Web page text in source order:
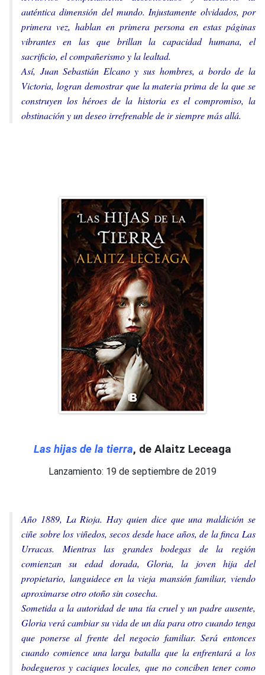
auténtica dimensión del mundo. Injustamente olvidados, por
primera vez, hablan en primera persona en estas páginas
vibrantes en las que brillan la capacidad humana, el
sacrificio, el compañerismo y la lealtad.
Así, Juan Sebastián Elcano y sus hombres, a bordo de la
Victoria, logran demostrar que la materia prima de la que se
construyen los héroes de la historia es el compromiso, la
obstinación y un deseo irrefrenable de ir siempre más allá.
Las hijas de la tierra, de Alaitz Leceaga
Lanzamiento: 19 de septiembre de 2019
Año 1889, La Rioja. Hay quien dice que una maldición se
ciñe sobre los viñedos, secos desde hace años, de la finca Las
Urracas. Mientras las grandes bodegas de la región
comienzan su edad dorada, Gloria, la joven hija del
propietario, languidece en la vieja mansión familiar, viendo
aproximarse otro otoño sin cosecha.
Sometida a la autoridad de una tía cruel y un padre ausente,
Gloria verá cambiar su vida de un día para otro cuando tenga
que ponerse al frente del negocio familiar. Será entonces
cuando comience una larga batalla que la enfrentará a los
bodegueros y caciques locales, que no conciben tener como